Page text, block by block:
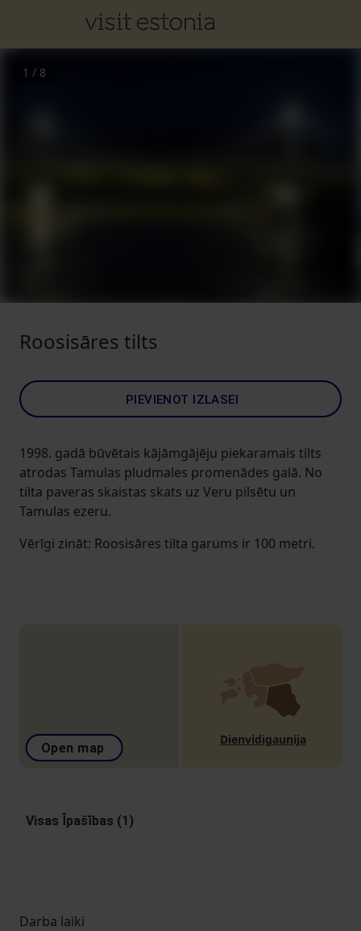
1 / 8
Roosisāres tilts
PIEVIENOT IZLASEI
1998. gadā būvētais kājāmgājēju piekaramais tilts
atrodas Tamulas pludmales promenādes galā. No
tilta paveras skaistas skats uz Veru pilsētu un
Tamulas ezeru.
Vērīgi zināt: Roosisāres tilta garums ir 100 metri.
Open map
Dienvidigaunija
Visas Īpašības (1)
Darba laiki